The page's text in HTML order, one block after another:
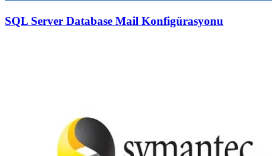
SQL Server Database Mail Konfigürasyonu